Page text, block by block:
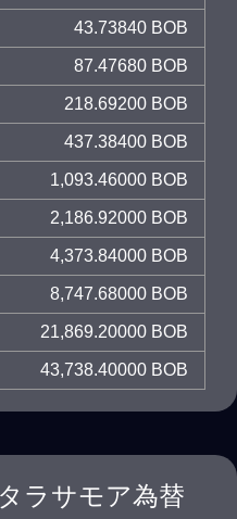
43.73840 BOB
87.47680 BOB
218.69200 BOB
437.38400 BOB
1,093.46000 BOB
2,186.92000 BOB
4,373.84000 BOB
8,747.68000 BOB
21,869.20000 BOB
43,738.40000 BOB
ラサモア為替